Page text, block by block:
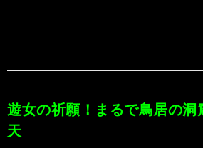
遊女の祈願！まるで鳥居の
天